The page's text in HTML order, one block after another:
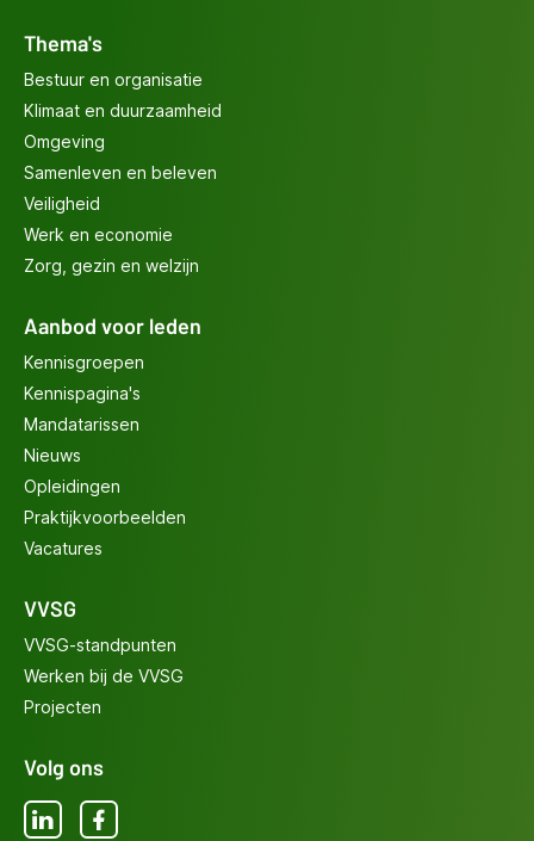
Thema's
Bestuur en organisatie
Klimaat en duurzaamheid
Omgeving
Samenleven en beleven
Veiligheid
Werk en economie
Zorg, gezin en welzijn
Aanbod voor leden
Kennisgroepen
Kennispagina's
Mandatarissen
Nieuws
Opleidingen
Praktijkvoorbeelden
Vacatures
VVSG
VVSG-standpunten
Werken bij de VVSG
Projecten
Volg ons
LinkedInFacebook